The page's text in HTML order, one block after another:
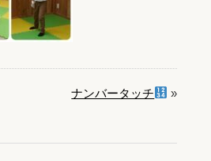
ナンバータッチ »